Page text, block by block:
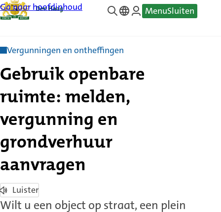
Ga naar hoofdinhoud
—
MenuSluiten
Vergunningen en ontheffingen
Gebruik openbare
ruimte: melden,
vergunning en
grondverhuur
aanvragen
Luister
Wilt u een object op straat, een plein